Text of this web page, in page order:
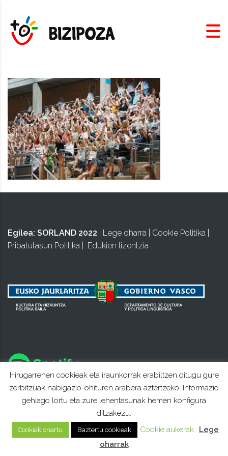
Egilea: SORLAND 2022 Lege oharra Cookie Politika
Pribatutasun Politika
Edukien lizentzia
Hirugarrenen cookieak eta iraunkorrak erabiltzen ditugu gure
zerbitzuak nabigazio-ohituren arabera aztertzeko. Informazio
gehiago lortu eta zure lehentasunak hemen konfigura
ditzakezu.
Cookiak onartu Baztertu cookieak Cookie aukerak
Lege
oharrak